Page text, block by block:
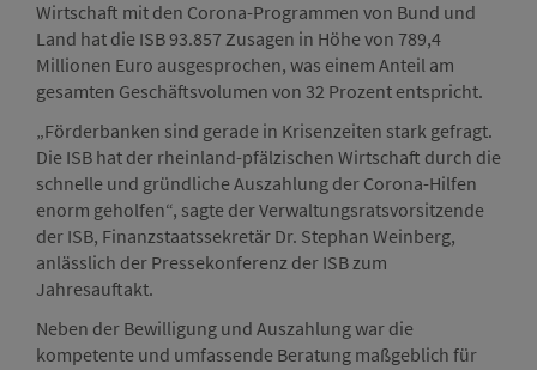
Wirtschaft mit den Corona-Programmen von Bund und
Land hat die ISB 93.857 Zusagen in Höhe von 789,4
Millionen Euro ausgesprochen, was einem Anteil am
gesamten Geschäftsvolumen von 32 Prozent entspricht.
„Förderbanken sind gerade in Krisenzeiten stark gefragt.
Die ISB hat der rheinland-pfälzischen Wirtschaft durch die
schnelle und gründliche Auszahlung der Corona-Hilfen
enorm geholfen“, sagte der Verwaltungsratsvorsitzende
der ISB, Finanzstaatssekretär Dr. Stephan Weinberg,
anlässlich der Pressekonferenz der ISB zum
Jahresauftakt.
Neben der Bewilligung und Auszahlung war die
kompetente und umfassende Beratung maßgeblich für